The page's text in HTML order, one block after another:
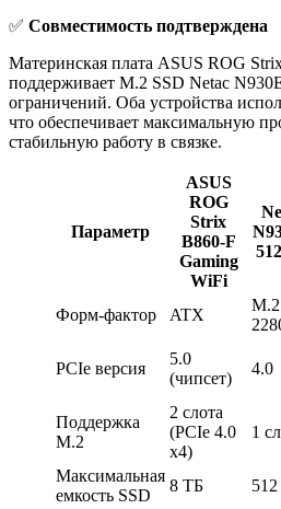
✅ Совместимость подтверждена
Материнская плата ASUS ROG
поддерживает M.2 SSD Netac
ограничений. Оба устройства
что обеспечивает максимальную
стабильную работу в связке.
Параметр
ASUS
ROG
Strix
B860-F
Gaming
WiFi
Форм-фактор ATX
M.2
PCIe версия
5.0
(чипсет)
4.0
Поддержка
M.2
2 слота
(PCIe 4.0
x4)
1
Максимальная
емкость SSD
8 ТБ